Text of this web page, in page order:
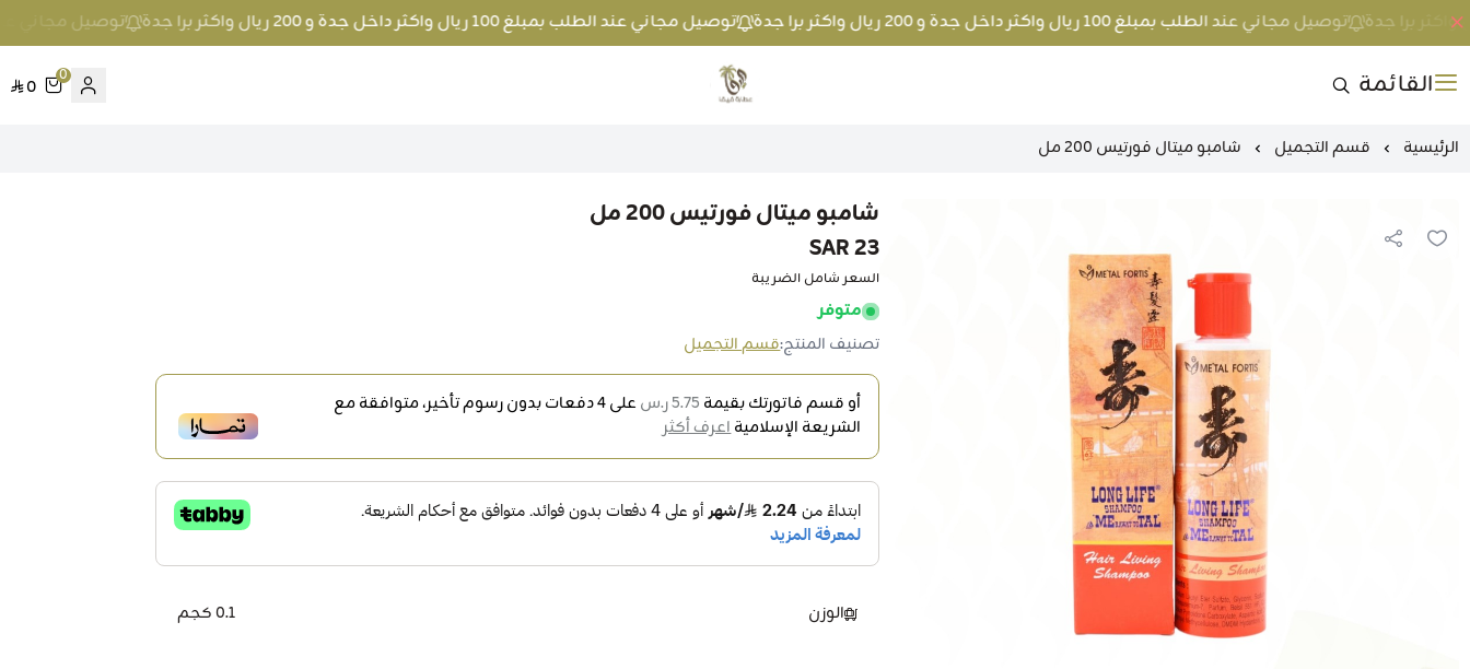
توصيل مجاني عند الطلب بمبلغ 100 ريال واكثر داخل جدة و 200 ريال واكثر برا جدة توصيل مجاني عند الطلب بمبلغ 100 ريال واكثر داخل جدة و 200 ريال واكثر برا جدة توصيل مجاني عند الطلب بمبلغ 100 ريال
القائمة متجر عطارة فيفا
0
0
الرئيسية قسم التجميل شامبو ميتال فورتيس 200 مل
شامبو ميتال فورتيس 200 مل
23 SAR
السعر شامل الضريبة
متوفر
تصنيف المنتج:قسم التجميل
أو قسم فاتورتك بقيمة 5.75 ر.س على4دفعات بدون رسوم تأخير، متوافقة مع
الشريعة الإسلاميةاعرف أكثر
الوزن 0.1 كجم